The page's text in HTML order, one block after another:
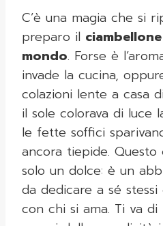
C’è una magia che si
preparo il
mondo. Forse è
invade la cucina,
colazioni lente a casa
il sole colorava di luce
le fette soffici
ancora tiepide.
solo un dolce: è un
da dedicare a sé
con chi si ama. Ti va